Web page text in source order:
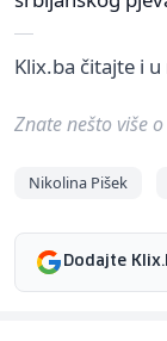
Klix.ba čitajte i
Znate nešto više
Nikolina Pišek
Dodajte